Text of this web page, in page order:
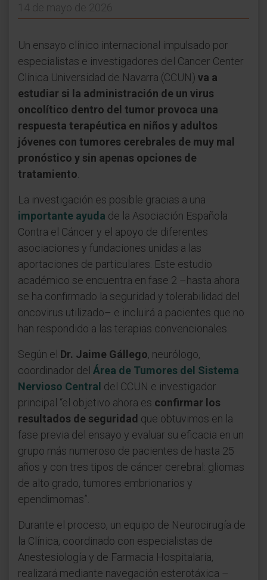
14 de mayo de 2026
Un ensayo clínico internacional impulsado por
especialistas e investigadores del Cancer Center
Clínica Universidad de Navarra (CCUN) va a
estudiar si la administración de un virus
oncolítico dentro del tumor provoca una
respuesta terapéutica en niños y adultos
jóvenes con tumores cerebrales de muy mal
pronóstico y sin apenas opciones de
tratamiento
La investigación es posible gracias a una
importante ayuda de la Asociación Española
Contra el Cáncer y el apoyo de diferentes
asociaciones y fundaciones unidas a las
aportaciones de particulares. Este estudio
académico se encuentra en fase 2 –hasta ahora
se ha confirmado la seguridad y tolerabilidad del
oncovirus utilizado– e incluirá a pacientes que no
han respondido a las terapias convencionales.
Según el Dr. Jaime Gállego, neurólogo,
coordinador del Área de Tumores del Sistema
Nervioso Central del CCUN e investigador
principal “el objetivo ahora es confirmar los
resultados de seguridad que obtuvimos en la
fase previa del ensayo y evaluar su eficacia en un
grupo más numeroso de pacientes de hasta 25
años y con tres tipos de cáncer cerebral: gliomas
de alto grado, tumores embrionarios y
ependimomas”.
Durante el proceso, un equipo de Neurocirugía de
la Clínica, coordinado con especialistas de
Anestesiología y de Farmacia Hospitalaria,
realizará mediante navegación esterotáxica –